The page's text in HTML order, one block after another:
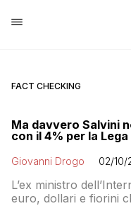
FACT CHECKING
Ma davvero Salvini
con il 4% per la
Giovanni Drogo 02/10/
L’ex ministro
euro, dollari e fiorini